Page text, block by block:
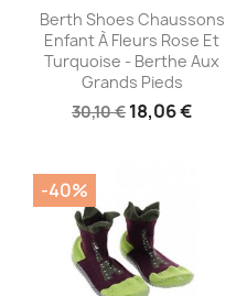
 Aperçu rapide
Berth Shoes Chaussons
Enfant À Fleurs Rose Et
Turquoise - Berthe Aux
Grands Pieds
30,10 € 18,06 €
-40%